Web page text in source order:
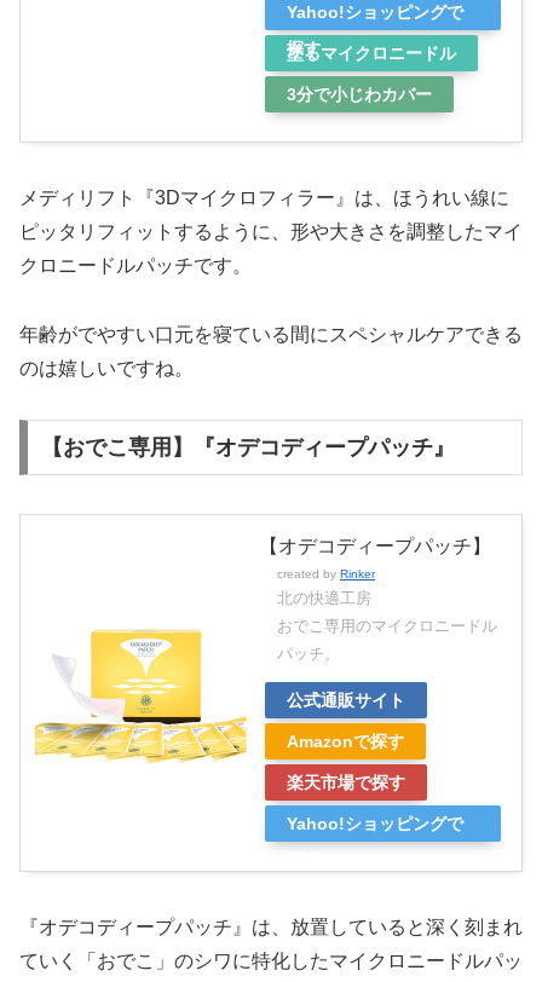
Yahoo!ショッピングで
探す
塗るマイクロニードル
3分で小じわカバー
メディリフト『3Dマイクロフィラー』は、ほうれい線に
ピッタリフィットするように、形や大きさを調整したマイ
クロニードルパッチです。
年齢がでやすい口元を寝ている間にスペシャルケアできる
のは嬉しいですね。
【おでこ専用】『オデコディープパッチ』
【オデコディープパッチ】
created by Rinker
北の快適工房
おでこ専用のマイクロニードル
パッチ。
公式通販サイト
Amazonで探す
楽天市場で探す
Yahoo!ショッピングで
『オデコディープパッチ』は、放置していると深く刻まれ
ていく「おでこ」のシワに特化したマイクロニードルパッ